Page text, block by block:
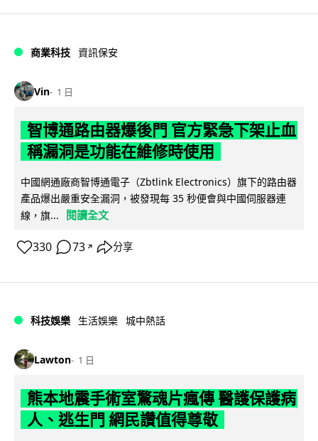
商業科技 資訊保安
Vin 1 日
智博通路由器爆後門 官方緊急下架止血
稱漏洞是功能在維修時使用
中國網通廠商智博通電子（Zbtlink Electronics）旗下的路由器
產品爆出嚴重安全漏洞，被發現每 35 秒便會與中國伺服器連
線，旗...
閱讀全文
330 73 ↗ 分享
科技娛樂 生活娛樂 城中熱話
Lawton 1 日
熊本地震手術室驚魂片瘋傳 醫護保護病
人、逃生門 網民讚值得尊敬